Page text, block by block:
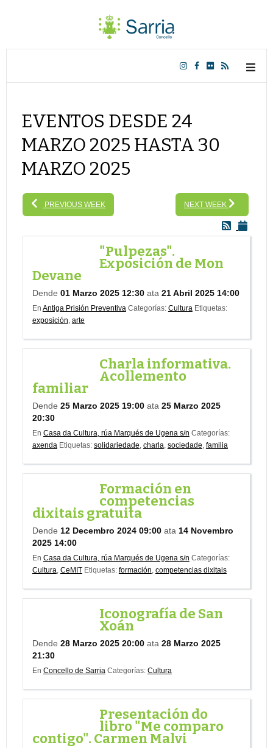
EVENTOS DESDE 24
MARZO 2025 HASTA 30
MARZO 2025
PREVIOUS WEEK NEXT WEEK
"Pulpezas".
Exposición de Mon
Devane
Dende 01 Marzo 2025 12:30 ata 21 Abril 2025 14:00
En Antiga Prisión Preventiva Categorías: Cultura Etiquetas:
exposición, arte
Charla informativa.
Acollemento
familiar
Dende 25 Marzo 2025 19:00 ata 25 Marzo 2025
20:30
En Casa da Cultura, rúa Marqués de Ugena s/n Categorías:
axenda Etiquetas: solidariedade, charla, sociedade, familia
Formación en
competencias
dixitais gratuita
Dende 12 Decembro 2024 09:00 ata 14 Novembro
2025 14:00
En Casa da Cultura, rúa Marqués de Ugena s/n Categorías:
Cultura, CeMIT Etiquetas: formación, competencias dixitais
Iconografía de San
Xoán
Dende 28 Marzo 2025 20:00 ata 28 Marzo 2025
21:30
En Concello de Sarria Categorías: Cultura
Presentación do
libro "Me comparo
contigo". Carmen Malvi